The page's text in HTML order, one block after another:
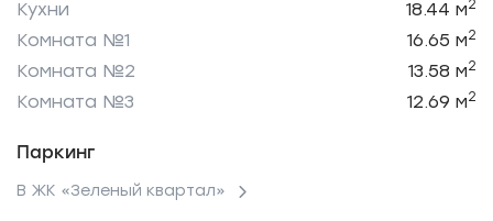
Кухни 18.44 м2
Комната №1 16.65 м2
Комната №2 13.58 м2
Комната №3 12.69 м2
Паркинг
В ЖК «Зеленый квартал»